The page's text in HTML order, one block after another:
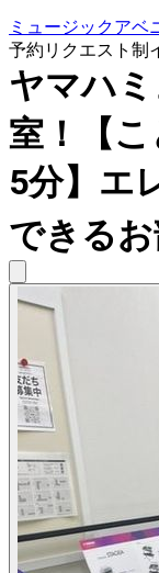
ミュージックアベ
予約リクエスト制
ヤマハ
室！【
5分】エ
できる